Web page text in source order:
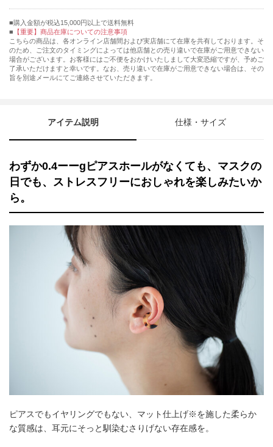
購入金額が税込15,000円以上で送料無料
【重要】商品在庫についての注意事項
こちらの商品は、各オンライン店舗間および実店舗にて在庫を共有しております。そ
のため、ご注文のタイミングによっては他店舗との売り違いで在庫がご用意できない
場合がございます。お客様にはご不便をおかけいたしまして大変恐縮ですが、予めご
了承いただけますと幸いです。なお、売り違いで在庫がご用意できない場合は、その
旨を別途メールにてご連絡させていただきます。
アイテム説明 仕様・サイズ
わずか0.4ーーgピアスホールがなくても、マスクの
日でも、ストレスフリーにおしゃれを楽しみたいか
ら。
ピアスでもイヤリングでもない、マット仕上げ※を施した柔らか
な質感は、耳元にそっと馴染むさりげない存在感を。